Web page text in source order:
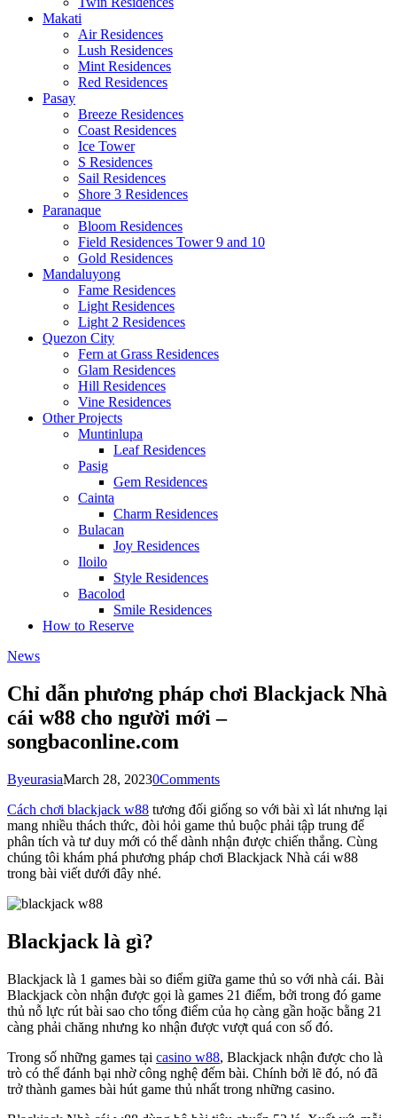
Makati
Air Residences
Lush Residences
Mint Residences
Red Residences
Pasay
Breeze Residences
Coast Residences
Ice Tower
S Residences
Sail Residences
Shore 3 Residences
Paranaque
Bloom Residences
Field Residences Tower 9 and 10
Gold Residences
Mandaluyong
Fame Residences
Light Residences
Light 2 Residences
Quezon City
Fern at Grass Residences
Glam Residences
Hill Residences
Vine Residences
Other Projects
Muntinlupa
Leaf Residences
Pasig
Gem Residences
Cainta
Charm Residences
Bulacan
Joy Residences
Iloilo
Style Residences
Bacolod
Smile Residences
How to Reserve
News
Chỉ dẫn phương pháp chơi Blackjack Nhà
cái w88 cho người mới –
songbaconline.com
ByeurasiaMarch 28, 20230Comments
Cách chơi blackjack w88 tương đối giống so với bài xì lát nhưng lại
mang nhiều thách thức, đòi hỏi game thủ buộc phải tập trung để
phân tích và tư duy mới có thể dành nhận được chiến thắng. Cùng
chúng tôi khám phá phương pháp chơi Blackjack Nhà cái w88
trong bài viết dưới đây nhé.
Blackjack là gì?
Blackjack là 1 games bài so điểm giữa game thủ so với nhà cái. Bài
Blackjack còn nhận được gọi là games 21 điểm, bởi trong đó game
thủ nỗ lực rút bài sao cho tổng điểm của họ càng gần hoặc bằng 21
càng phải chăng nhưng ko nhận được vượt quá con số đó.
Trong số những games tại casino w88, Blackjack nhận được cho là
trò có thể đánh bại nhờ công nghệ đếm bài. Chính bởi lẽ đó, nó đã
trở thành games bài hút game thủ nhất trong những casino.